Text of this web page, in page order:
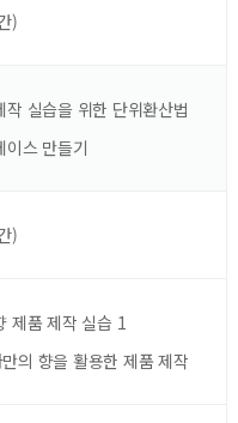
)
작 실습을 위한 단위환산법
이스 만들기
)
제품 제작 실습 1
의 향을 활용한 제품 제작